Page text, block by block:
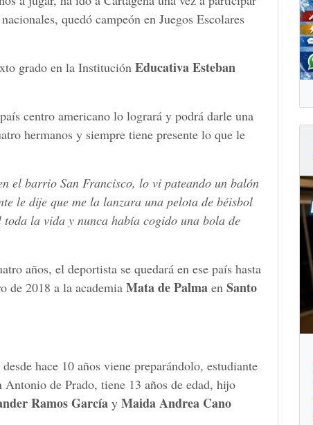
quedó campeón en Juegos Escolares
grado en la Institución Educativa Esteban
centro americano lo logrará y podrá darle una
hermanos y siempre tiene presente lo que le
el barrio San Francisco, lo vi pateando un balón
le dije que me la lanzara una pelota de béisbol
la vida y nunca había cogido una bola de
años, el deportista se quedará en ese país hasta
de 2018 a la academia Mata de Palma en Santo
desde hace 10 años viene preparándolo, estudiante
de Prado, tiene 13 años de edad, hijo
Ramos García y Maida Andrea Cano